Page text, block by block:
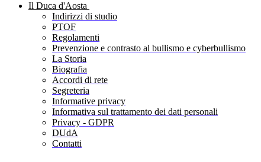
Il Duca d'Aosta
Indirizzi di studio
PTOF
Regolamenti
Prevenzione e contrasto al bullismo e cyberbullismo
La Storia
Biografia
Accordi di rete
Segreteria
Informative privacy
Informativa sul trattamento dei dati personali
Privacy - GDPR
DUdA
Contatti